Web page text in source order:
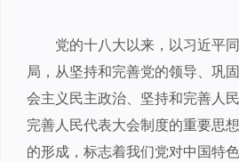
党的十八大以来，以习近平
局，从坚持和完善党的领导、巩
会主义民主政治、坚持和完善人
完善人民代表大会制度的重要思
的形成，标志着我们党对中国特